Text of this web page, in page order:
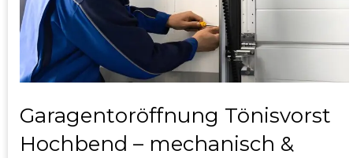
Garagentoröffnung Tönisvorst
Hochbend – mechanisch &